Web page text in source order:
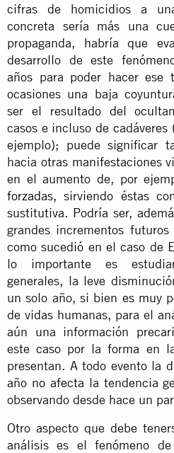
cifras de homicidios a
concreta sería más una
propaganda, habría que
desarrollo de este
años para poder hacer ese
ocasiones una baja
ser el resultado del
casos e incluso de cadáveres
ejemplo); puede significar
hacia otras manifestaciones
en el aumento de, por
forzadas, sirviendo éstas
sustitutiva. Podría ser,
grandes incrementos
como sucedió en el caso de
lo importante es
generales, la leve
un solo año, si bien es muy
de vidas humanas, para el
aún una información
este caso por la forma en
presentan. A todo evento la
año no afecta la tendencia
observando desde hace un
Otro aspecto que debe
análisis es el fenómeno